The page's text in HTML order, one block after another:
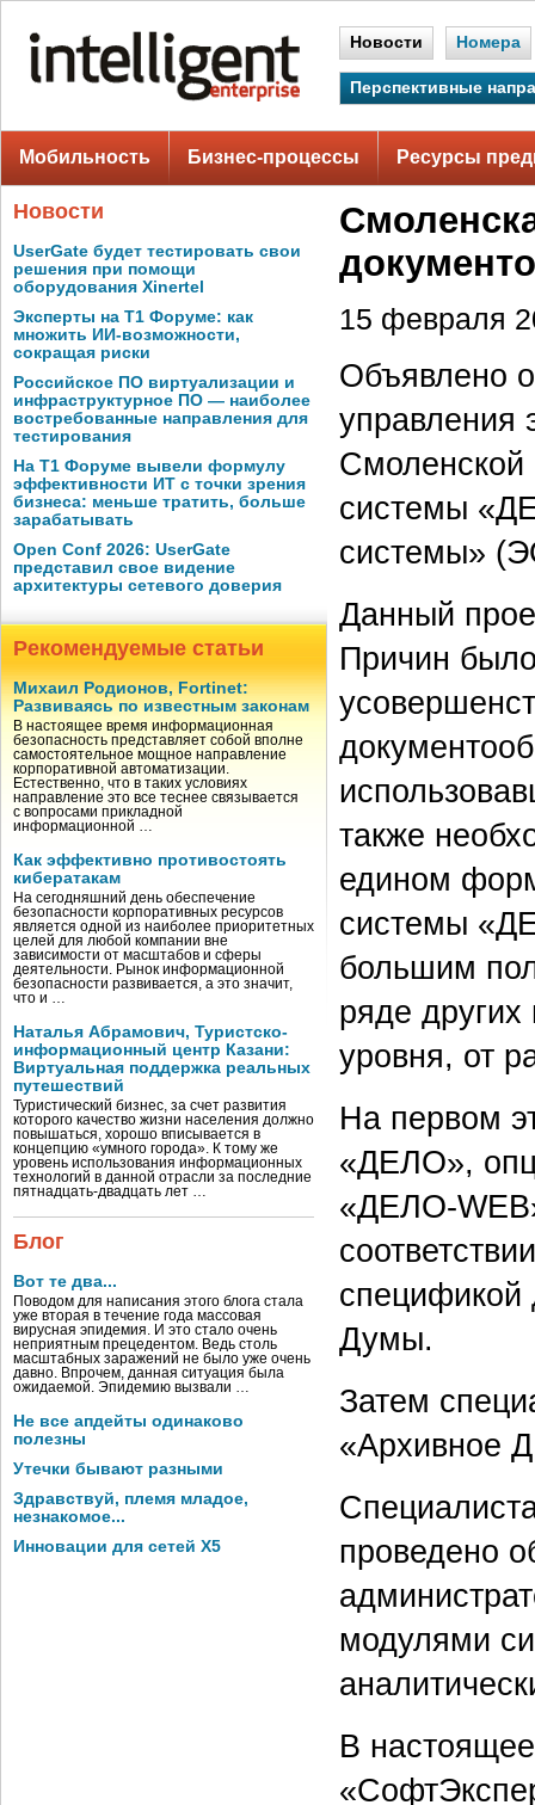
Новости Номера
Перспективные
Мобильность Бизнес-процессы Ресурсы
Новости
UserGate будет тестировать свои
решения при помощи
оборудования Xinertel
Эксперты на Т1 Форуме: как
множить ИИ-возможности,
сокращая риски
Российское ПО виртуализации и
инфраструктурное ПО — наиболее
востребованные направления для
тестирования
На Т1 Форуме вывели формулу
эффективности ИТ с точки зрения
бизнеса: меньше тратить, больше
зарабатывать
Open Conf 2026: UserGate
представил свое видение
архитектуры сетевого доверия
Рекомендуемые статьи
Михаил Родионов, Fortinet:
Развиваясь по известным законам
В настоящее время информационная
безопасность представляет собой вполне
самостоятельное мощное направление
корпоративной автоматизации.
Естественно, что в таких условиях
направление это все теснее связывается
с вопросами прикладной
информационной …
Как эффективно противостоять
кибератакам
На сегодняшний день обеспечение
безопасности корпоративных ресурсов
является одной из наиболее приоритетных
целей для любой компании вне
зависимости от масштабов и сферы
деятельности. Рынок информационной
безопасности развивается, а это значит,
что и …
Наталья Абрамович, Туристско-
информационный центр Казани:
Виртуальная поддержка реальных
путешествий
Туристический бизнес, за счет развития
которого качество жизни населения должно
повышаться, хорошо вписывается в
концепцию «умного города». К тому же
уровень использования информационных
технологий в данной отрасли за последние
пятнадцать-двадцать лет …
Блог
Вот те два...
Поводом для написания этого блога стала
уже вторая в течение года массовая
вирусная эпидемия. И это стало очень
неприятным прецедентом. Ведь столь
масштабных заражений не было уже очень
давно. Впрочем, данная ситуация была
ожидаемой. Эпидемию вызвали …
Не все апдейты одинаково
полезны
Утечки бывают разными
Здравствуй, племя младое,
незнакомое...
Инновации для сетей X5
15 февраля
Объявлено
управления
Смоленской
системы
системы»
Данный
Причин
также
едином
системы
большим
ряде других
уровня, от
На первом
«ДЕЛО»,
«ДЕЛО-
спецификой
Думы.
Затем
«Архивное
проведено
модулями
В